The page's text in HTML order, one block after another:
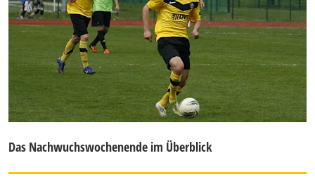
Das Nachwuchswochenende im Überblick